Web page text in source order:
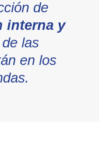
de
interna y
las
en los